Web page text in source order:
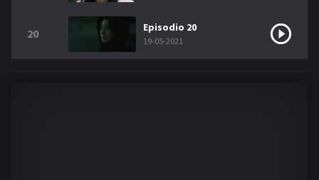
20 Episodio 20
19-05-2021